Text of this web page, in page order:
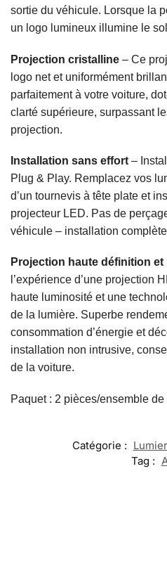
sortie du véhicule. Lorsque la
un logo lumineux illumine le
Projection cristalline – Ce
logo net et uniformément
parfaitement à votre voiture,
clarté supérieure, surpassant
projection.
Installation sans effort –
Plug & Play. Remplacez vos
d’un tournevis à tête plate et
projecteur LED. Pas de
véhicule – installation
Projection haute définition et
l’expérience d’une projection
haute luminosité et une
de la lumière. Superbe
consommation d’énergie et
installation non intrusive,
de la voiture.
Paquet : 2 pièces/ensemble
Catégorie :
Tag :